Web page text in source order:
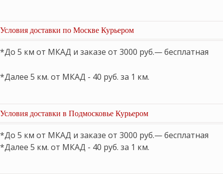
Условия доставки по Москве Курьером
*До 5 км от МКАД и заказе от 3000 руб.— бесплатная
*Далее 5 км. от МКАД - 40 руб. за 1 км.
Условия доставки в Подмосковье Курьером
*До 5 км от МКАД и заказе от 3000 руб.— бесплатная
*Далее 5 км. от МКАД - 40 руб. за 1 км.